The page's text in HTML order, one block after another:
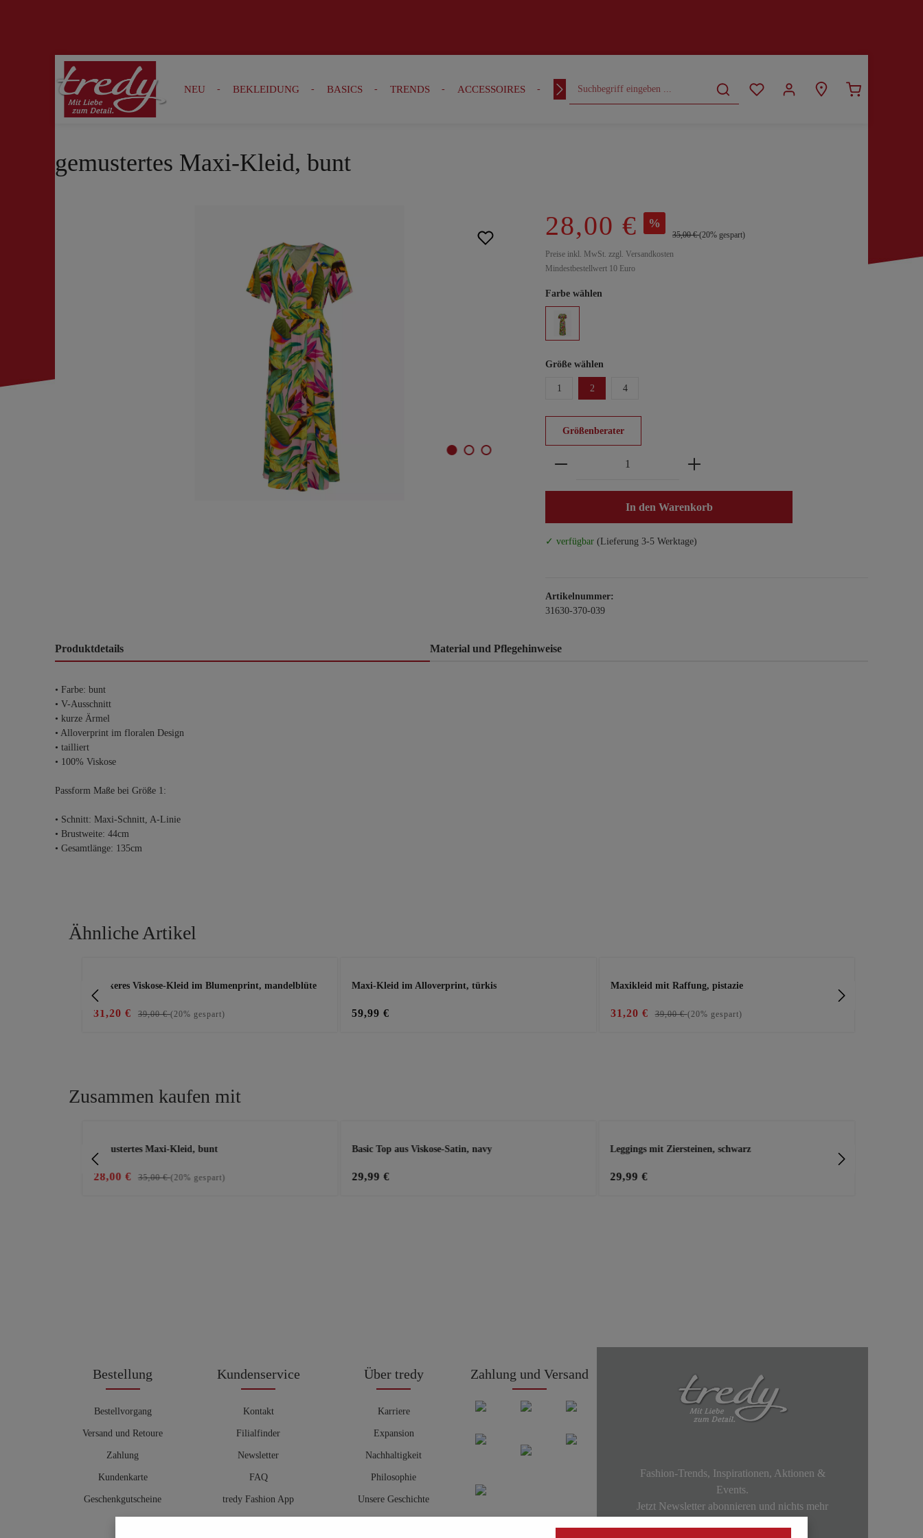
Zur Suche springen Zur Hauptnavigation springen
NEU BEKLEIDUNG BASICS TRENDS ACCESSOIRES OUTFITS CURVY
gemustertes Maxi-Kleid, bunt
28,00 € %
35,00 €(20% gespart)
Preise inkl. MwSt. zzgl. Versandkosten
Mindestbestellwert 10 Euro
Farbe wählen
Größe wählen
1 2 4
Größenberater
Produkt Anzahl: Gib den gewünschten Wert ein oder
In den Warenkorb
✓ verfügbar (Lieferung 3-5 Werktage)
Artikelnummer:
31630-370-039
Produktdetails Material und Pflegehinweise
• Farbe: bunt
• V-Ausschnitt
• kurze Ärmel
• Alloverprint im floralen Design
• tailliert
• 100% Viskose
Passform Maße bei Größe 1:
• Schnitt: Maxi-Schnitt, A-Linie
• Brustweite: 44cm
• Gesamtlänge: 135cm
Ähnliche Artikel
Lockeres Viskose-Kleid im Blumenprint, mandelblüte
31,20 € 39,00 €(20% gespart)
Maxi-Kleid im Alloverprint, türkis
59,99 €
Maxikleid mit Raffung, pistazie
31,20 € 39,00 €(20% gespart)
Zusammen kaufen mit
gemustertes Maxi-Kleid, bunt
28,00 € 35,00 €(20% gespart)
Basic Top aus Viskose-Satin, navy
29,99 €
Leggings mit Ziersteinen, schwarz
29,99 €
Bestellung
Bestellvorgang
Versand und Retoure
Zahlung
Kundenkarte
Geschenkgutscheine
Kundenservice
Kontakt
Filialfinder
Newsletter
FAQ
tredy Fashion App
Über tredy
Karriere
Expansion
Nachhaltigkeit
Philosophie
Unsere Geschichte
Zahlung und Versand
Fashion-Trends, Inspirationen, Aktionen &
Events.
Jetzt Newsletter abonnieren und nichts mehr